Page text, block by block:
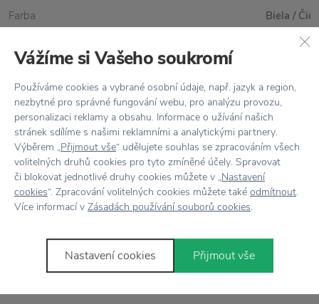
Všetko skladom,odosielame ihneď
Doprava zadarmonad 100 €
7500+ produktov na výber
Farba Biela /
Materiál 100%
Rozmer D: 47 cm x Š: 36
Údržba Lze prát v pračce, max 30°, není vhodný do
Vážíme si Vašeho soukromí
Používáme cookies a vybrané osobní údaje, např. jazyk a region,
nezbytné pro správné fungování webu, pro analýzu provozu,
personalizaci reklamy a obsahu. Informace o užívání našich
stránek sdílíme s našimi reklamními a analytickými partnery.
Výběrem „Přijmout vše“ udělujete souhlas se zpracováním všech
volitelných druhů cookies pro tyto zmíněné účely. Spravovat
či blokovat jednotlivé druhy cookies můžete v „Nastavení
cookies“. Zpracování volitelných cookies můžete také odmítnout.
Více informací v Zásadách používání souborů cookies.
Nastavení cookies Přijmout vše